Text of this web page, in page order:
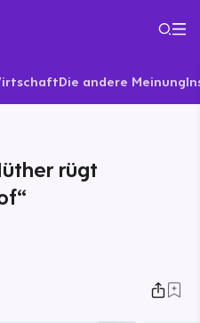
Die andere Meinung
rügt